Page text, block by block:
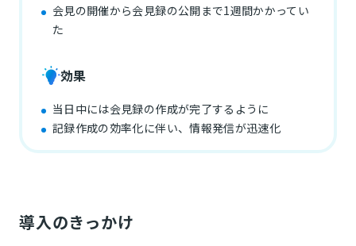
会見の開催から会見録の公開まで1週間かかってい
た
効果
当日中には会見録の作成が完了するように
記録作成の効率化に伴い、情報発信が迅速化
導入のきっかけ